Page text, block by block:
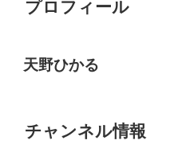
プロフィール
天野ひかる
チャンネル情報